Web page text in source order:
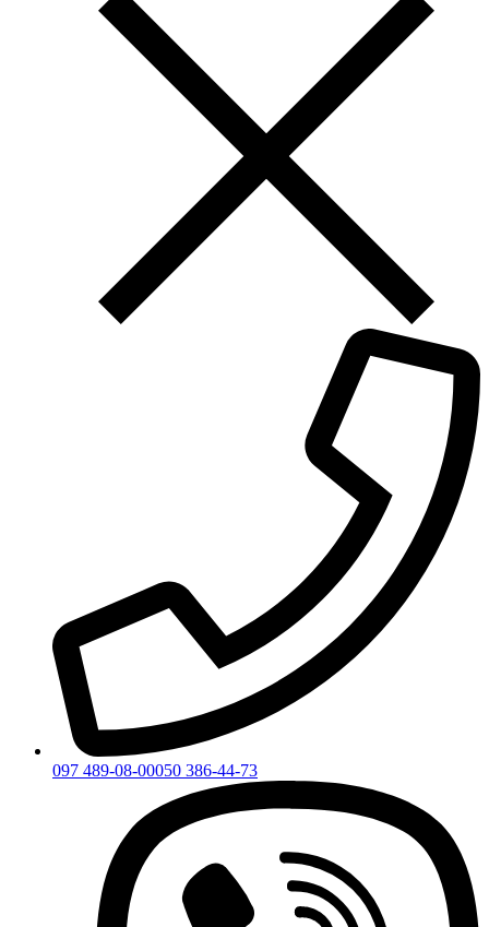
097 489-08-00050 386-44-73